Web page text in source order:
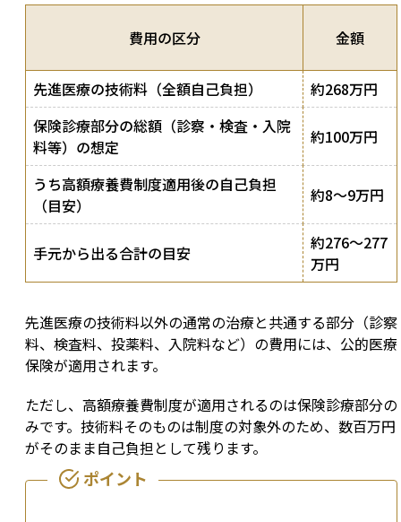
費用の区分 金額
先進医療の技術料（全額自己負担）
約268万円
保険診療部分の総額（診察・検査・入院
料等）の想定
約100万円
うち高額療養費制度適用後の自己負担
（目安）
約8〜9万円
手元から出る合計の目安
約276〜277
万円
先進医療の技術料以外の通常の治療と共通する部分（診察
料、検査料、投薬料、入院料など）の費用には、公的医療
保険が適用されます。
ただし、高額療養費制度が適用されるのは保険診療部分の
みです。技術料そのものは制度の対象外のため、数百万円
がそのまま自己負担として残ります。